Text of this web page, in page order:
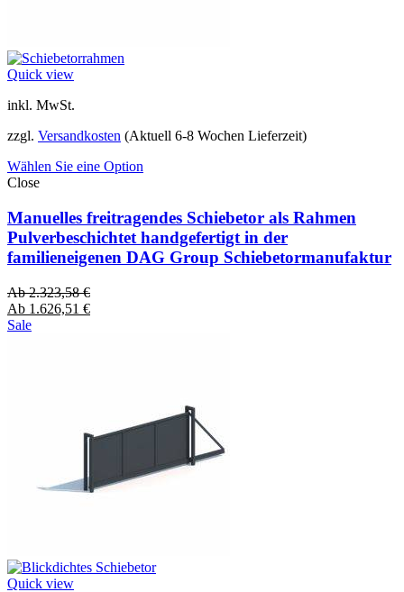
Quick view
inkl. MwSt.
zzgl. Versandkosten (Aktuell 6-8 Wochen Lieferzeit)
Wählen Sie eine Option
Close
Manuelles freitragendes Schiebetor als Rahmen
Pulverbeschichtet handgefertigt in der
familieneigenen DAG Group Schiebetormanufaktur
Ab2.323,58€
Ab 1.626,51 €
Sale
Quick view